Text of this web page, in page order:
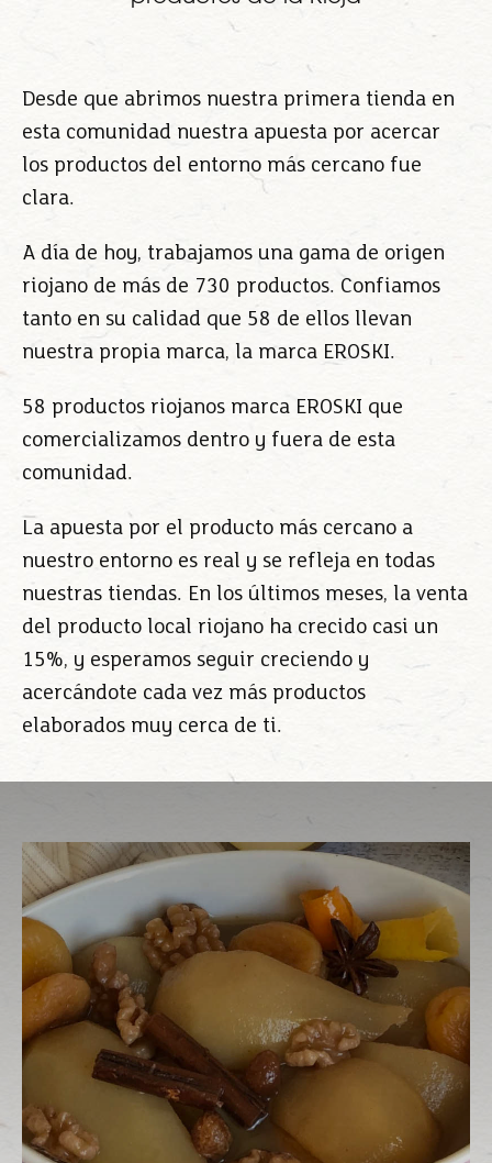
Desde que abrimos nuestra primera tienda en
esta comunidad nuestra apuesta por acercar
los productos del entorno más cercano fue
clara.
A día de hoy, trabajamos una gama de origen
riojano de más de 730 productos. Confiamos
tanto en su calidad que 58 de ellos llevan
nuestra propia marca, la marca EROSKI.
58 productos riojanos marca EROSKI que
comercializamos dentro y fuera de esta
comunidad.
La apuesta por el producto más cercano a
nuestro entorno es real y se refleja en todas
nuestras tiendas. En los últimos meses, la venta
del producto local riojano ha crecido casi un
15%, y esperamos seguir creciendo y
acercándote cada vez más productos
elaborados muy cerca de ti.